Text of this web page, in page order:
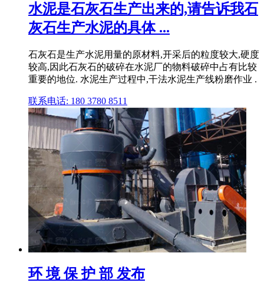
水泥是石灰石生产出来的,请告诉我石
灰石生产水泥的具体 ...
石灰石是生产水泥用量的原材料,开采后的粒度较大,硬度
较高,因此石灰石的破碎在水泥厂的物料破碎中占有比较
重要的地位. 水泥生产过程中,干法水泥生产线粉磨作业 .
联系电话: 180 3780 8511
环 境 保 护 部 发布